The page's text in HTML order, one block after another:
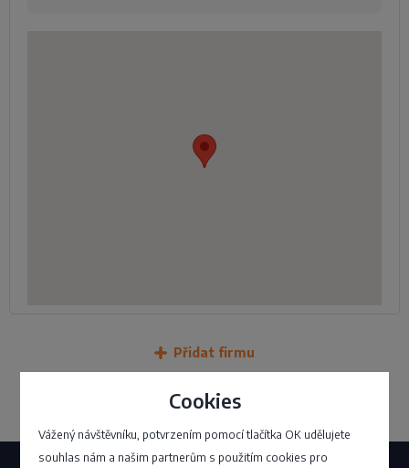
Cookies
Vážený návštěvníku, potvrzením pomocí tlačítka OK udělujete
souhlas nám a našim partnerům s použitím cookies pro
Přidat firmu